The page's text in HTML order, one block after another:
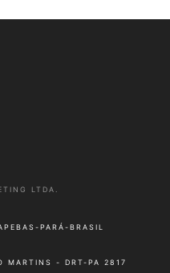
LTDA.
PARÁ-BRASIL
MARTINS - DRT-PA 2817